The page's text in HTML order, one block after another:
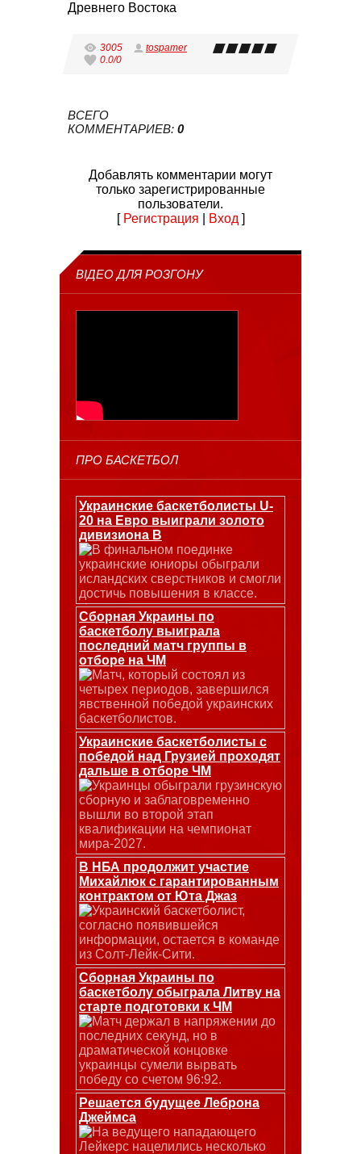
Древнего Востока
3005
tospamer
0.0/0
ВСЕГО
КОММЕНТАРИЕВ: 0
Добавлять комментарии могут
только зарегистрированные
пользователи.
[ Регистрация Вход ]
ВІДЕО ДЛЯ РОЗГОНУ
ПРО БАСКЕТБОЛ
Украинские баскетболисты U-
20 на Евро выиграли золото
дивизиона В
В финальном поединке
украинские юниоры обыграли
исландских сверстников и смогли
достичь повышения в классе.
Сборная Украины по
баскетболу выиграла
последний матч группы в
отборе на ЧМ
Матч, который состоял из
четырех периодов, завершился
явственной победой украинских
баскетболистов.
Украинские баскетболисты с
победой над Грузией проходят
дальше в отборе ЧМ
Украинцы обыграли грузинскую
сборную и заблаговременно
вышли во второй этап
квалификации на чемпионат
мира-2027.
В НБА продолжит участие
Михайлюк с гарантированным
контрактом от Юта Джаз
Украинский баскетболист,
согласно появившейся
информации, остается в команде
из Солт-Лейк-Сити.
Сборная Украины по
баскетболу обыграла Литву на
старте подготовки к ЧМ
Матч держал в напряжении до
последних секунд, но в
драматической концовке
украинцы сумели вырвать
победу со счетом 96:92.
Решается будущее Леброна
Джеймса
На ведущего нападающего
Лейкерс нацелились несколько